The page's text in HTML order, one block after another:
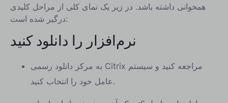
همخوانی داشته باشد. در زیر یک نمای کلی از مراحل کلیدی
درگیر شده است:
نرم‌افزار را دانلود کنید
به مرکز دانلود رسمی Citrix مراجعه کنید و سیستم
عامل خود را انتخاب کنید.